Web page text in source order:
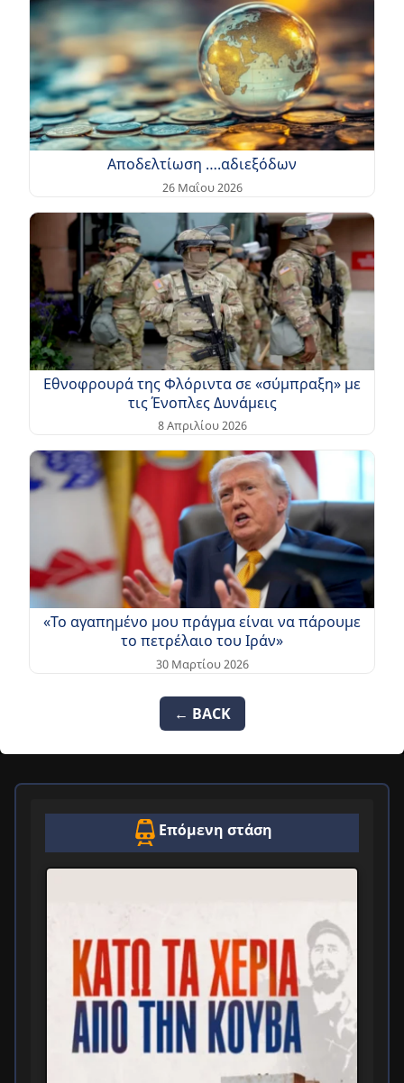
Αποδελτίωση ….αδιεξόδων
26 Μαΐου 2026
Εθνοφρουρά της Φλόριντα σε «σύμπραξη» με
τις Ένοπλες Δυνάμεις
8 Απριλίου 2026
«Το αγαπημένο μου πράγμα είναι να πάρουμε
το πετρέλαιο του Ιράν»
30 Μαρτίου 2026
← BACK
Επόμενη στάση